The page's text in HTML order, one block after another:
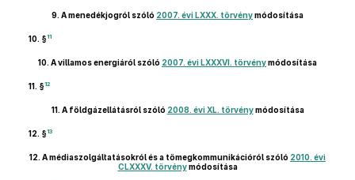
9. A menedékjogról szóló 2007. évi LXXX. törvénymódosítása
10. §11
10. A villamos energiáról szóló 2007. évi LXXXVI. törvénymódosítása
11. §12
11. A földgázellátásról szóló 2008. évi XL. törvénymódosítása
12. §13
12. A médiaszolgáltatásokról és a tömegkommunikációról szóló 2010. évi
CLXXXV. törvénymódosítása